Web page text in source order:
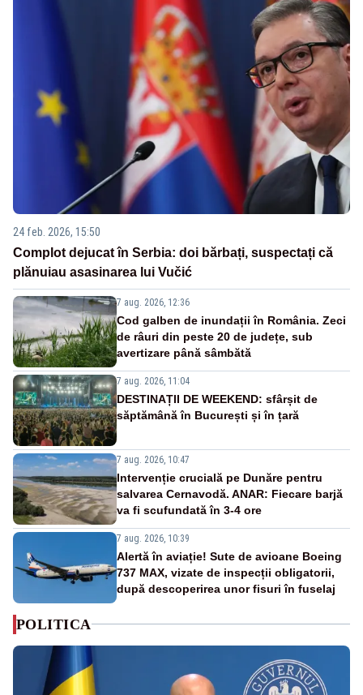
24 feb. 2026, 15:50
Complot dejucat în Serbia: doi bărbați, suspectați că
plănuiau asasinarea lui Vučić
7 aug. 2026, 12:36
Cod galben de inundații în România. Zeci
de râuri din peste 20 de județe, sub
avertizare până sâmbătă
7 aug. 2026, 11:04
DESTINAȚII DE WEEKEND: sfârșit de
săptămână în București și în țară
7 aug. 2026, 10:47
Intervenție crucială pe Dunăre pentru
salvarea Cernavodă. ANAR: Fiecare barjă
va fi scufundată în 3-4 ore
7 aug. 2026, 10:39
Alertă în aviație! Sute de avioane Boeing
737 MAX, vizate de inspecții obligatorii,
după descoperirea unor fisuri în fuselaj
POLITICA